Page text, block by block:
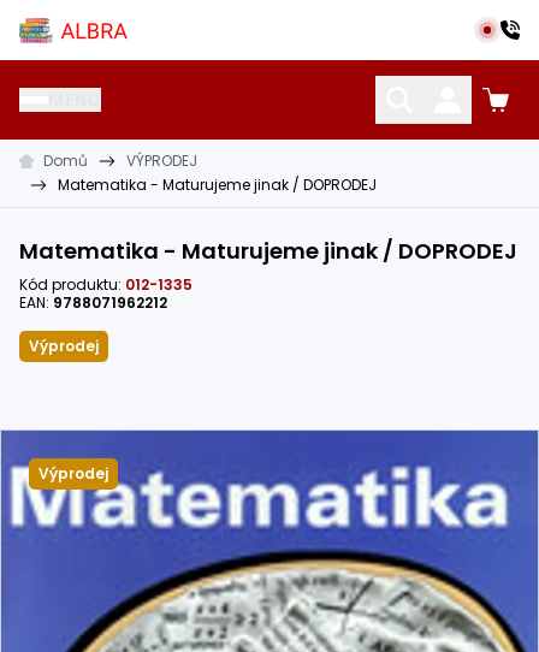
Přeskočit na hlavní obsah
Albra s.r.o.
KATALOG UČEBNIC CIZÍ JAZYKY OSTATNÍ POMŮCKY
Domů
VÝPRODEJ
Matematika - Maturujeme jinak / DOPRODEJ
Matematika - Maturujeme jinak / DOPRODEJ
Kód produktu: 012-1335
EAN: 9788071962212
Výprodej
Výprodej